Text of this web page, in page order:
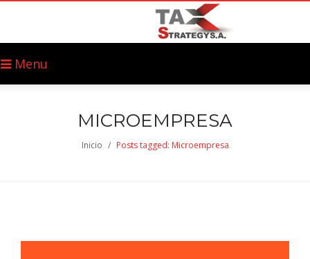
Menu
MICROEMPRESA
Inicio / Posts tagged: Microempresa